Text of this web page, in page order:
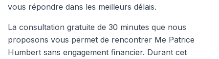
vous répondre dans les meilleurs délais.
La consultation gratuite de 30 minutes que nous
proposons vous permet de rencontrer Me Patrice
Humbert sans engagement financier. Durant cet